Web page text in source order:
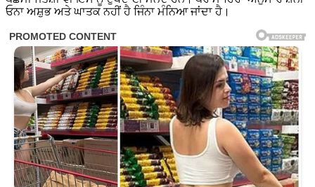
ਓਨਾ ਅਸ਼ੁਭ ਅਤੇ ਘਾਤਕ ਨਹੀਂ ਹੈ ਜਿੰਨਾ ਮੰਨਿਆ ਜਾਂਦਾ ਹੈ।